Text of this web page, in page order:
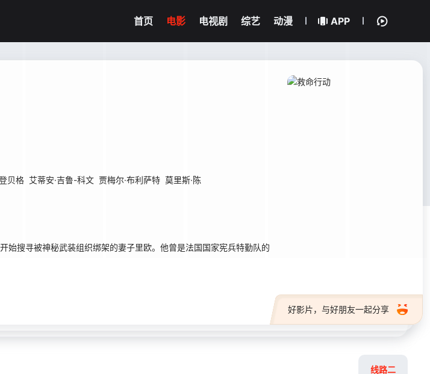
首页 电影 电视剧 综艺 动漫 APP
贝格 艾蒂安·吉鲁-科文 贾梅尔·布利萨特 莫里斯·陈
搜寻被神秘武装组织绑架的妻子里欧。他曾是法国国家宪兵特勤队的
好影片，与好朋友一起分享
线路二